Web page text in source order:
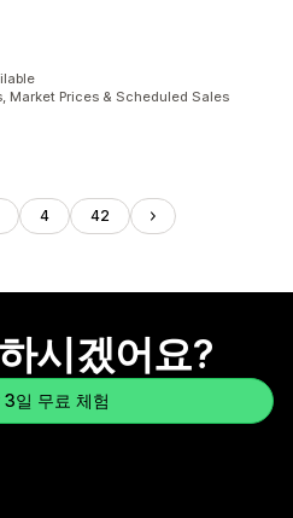
Market Prices & Scheduled Sales
4 42
시겠어요?
일 무료 체험